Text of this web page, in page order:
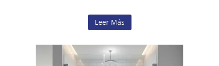
Leer Más